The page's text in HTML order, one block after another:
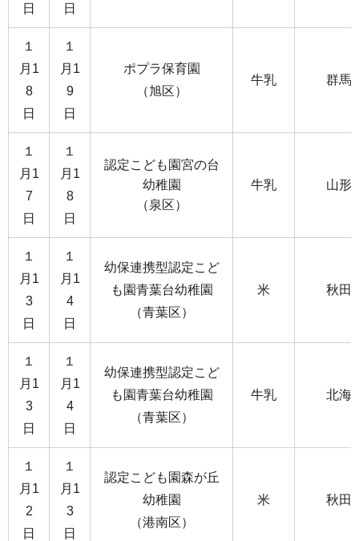
日
日
１
月1
8
日
１
月1
9
日
ポプラ保育園
（旭区）
牛乳 群馬
１
月1
7
日
１
月1
8
日
認定こども園宮の台
幼稚園
（泉区）
牛乳 山形
１
月1
3
日
１
月1
4
日
幼保連携型認定こど
も園青葉台幼稚園
（青葉区）
米 秋田
１
月1
3
日
１
月1
4
日
幼保連携型認定こど
も園青葉台幼稚園
（青葉区）
牛乳 北海
１
月1
2
日
１
月1
3
日
認定こども園森が丘
幼稚園
（港南区）
米 秋田